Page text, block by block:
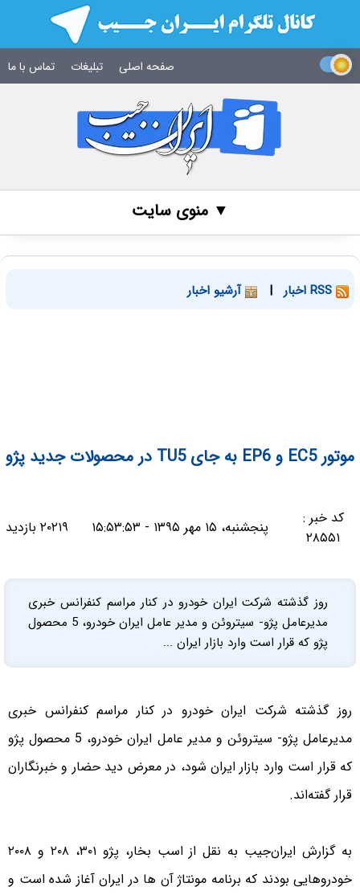
صفحه اصلی تبلیغات تماس با ما
▼ منوی سایت
| آرشیو اخبار
موتور EC5 و EP6 به جای TU5 در محصولات جدید پژو
کد خبر :
۲۸۵۵۱
پنجشنبه، ۱۵ مهر ۱۳۹۵ - ۱۵:۵۳:۵۳ ۲۰۲۱۹ بازدید
روز گذشته شرکت ایران خودرو در کنار مراسم کنفرانس خبری
مدیرعامل پژو- سیتروئن و مدیر عامل ایران خودرو، 5 محصول
پژو که قرار است وارد بازار ایران ...
روز گذشته شرکت ایران خودرو در کنار مراسم کنفرانس خبری
مدیرعامل پژو- سیتروئن و مدیر عامل ایران خودرو، 5 محصول پژو
که قرار است وارد بازار ایران شود، در معرض دید حضار و خبرنگاران
قرار گفته‌اند.
به گزارش ایران‌جیب به نقل از اسب بخار، پژو ۳۰۱، ۲۰۸ و ۲۰۰۸
خودروهایی بودند که برنامه مونتاژ آن ها در ایران آغاز شده است و